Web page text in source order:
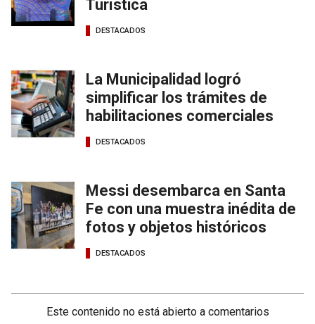
Turística
DESTACADOS
La Municipalidad logró
simplificar los trámites de
habilitaciones comerciales
DESTACADOS
Messi desembarca en Santa
Fe con una muestra inédita de
fotos y objetos históricos
DESTACADOS
Este contenido no está abierto a comentarios